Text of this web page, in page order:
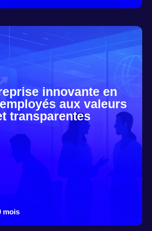
innovante en
aux valeurs
transparentes
mois